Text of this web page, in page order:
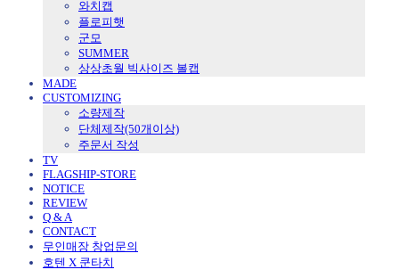
와치캡
플로피햇
군모
SUMMER
상상초월 빅사이즈 볼캡
MADE
CUSTOMIZING
소량제작
단체제작(50개이상)
주문서 작성
TV
FLAGSHIP-STORE
NOTICE
REVIEW
Q & A
CONTACT
무인매장 창업문의
호텐 X 쿤타치